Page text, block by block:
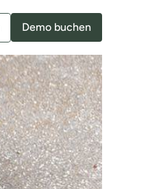
Demo buchen